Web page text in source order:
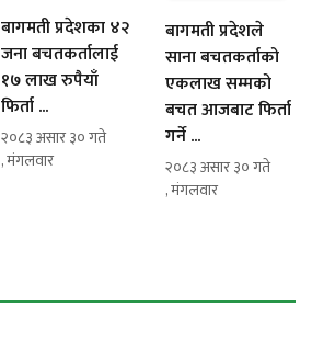
बागमती प्रदेशका ४२
जना बचतकर्तालाई
१७ लाख रुपैयाँ
फिर्ता ...
२०८३ असार ३० गते
, मंगलवार
बागमती प्रदेशले
साना बचतकर्ताको
एकलाख सम्मको
बचत आजबाट फिर्ता
गर्ने ...
२०८३ असार ३० गते
, मंगलवार